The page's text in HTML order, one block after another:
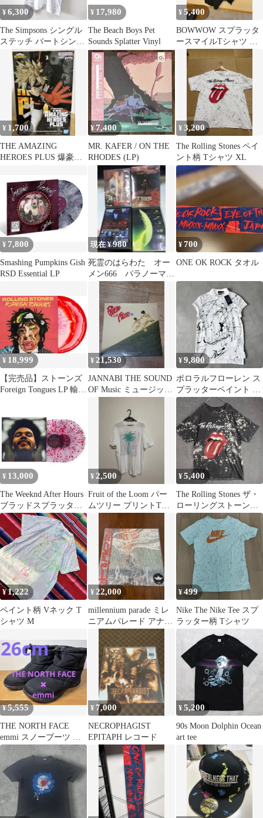
¥6,300
The Simpsons シングル
ステッチ バートシンプ
ソン XL相当
¥ 17,980
The Beach Boys Pet
Sounds Splatter Vinyl
¥5,400
BOWWOW スプラッタ
ースマイルTシャツ ブ
ラック
¥ 1,700
THE AMAZING
HEROES PLUS 爆豪勝
¥7,400
MR. KAFER / ON THE
RHODES (LP)
¥3,200
The Rolling Stones ペイ
ント柄 Tシャツ XL
¥ 7,800
Smashing Pumpkins Gish
RSD Essential LP
現在 ¥980
死霊のはらわた オー
メン666 パラノーマル
アクティビティ第2章
エイリアン
¥700
ONE OK ROCK タオル
¥ 18,999
【完売品】ストーンズ
Foreign Tongues LP 輸入
¥ 21,530
JANNABI THE SOUND
OF Music ミュージック
び散る ミックス MIX lp
¥9,800
ポロラルフローレン ス
プラッターペイント ボ
ーイフレンドポロシャ
ツ ポニー刺繍
¥ 13,000
The Weeknd After Hours
ブラッドスプラッター
ヴァイナル
¥ 2,500
Fruit of the Loom パー
ムツリー プリントTシ
¥5,400
The Rolling Stones ザ・
ローリングストーン
ズ バンT Tシャツ
スプラッター柄
¥1,222
ペイント柄 Vネック T
シャツ M
¥ 22,000
millennium parade ミレ
ニアムパレード アナロ
¥499
Nike The Nike Tee スプ
ラッター柄 Tシャツ
¥5,555
THE NORTH FACE
emmi スノーブーツ ブ
ラック
¥ 7,000
NECROPHAGIST
EPITAPH レコード
¥5,200
90s Moon Dolphin Ocean
art tee